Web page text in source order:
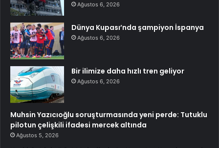
Ağustos 6, 2026
Dünya Kupası’nda şampiyon İspanya
Ağustos 6, 2026
Bir ilimize daha hızlı tren geliyor
Ağustos 6, 2026
Muhsin Yazıcıoğlu soruşturmasında yeni perde: Tutuklu
pilotun çelişkili ifadesi mercek altında
Ağustos 5, 2026